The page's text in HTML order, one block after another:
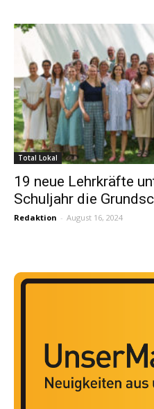
Total Lokal
19 neue Lehrkräfte
Schuljahr die
Redaktion - August 16, 2024